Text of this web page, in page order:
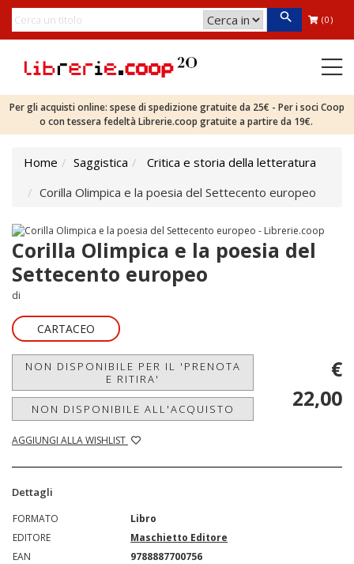
(0)
Per gli acquisti online: spese di spedizione gratuite da 25€ - Per i soci Coop
o con tessera fedeltà Librerie.coop gratuite a partire da 19€.
Home Saggistica
Critica e storia della letteratura
Corilla Olimpica e la poesia del Settecento europeo
Corilla Olimpica e la poesia del
Settecento europeo
di
CARTACEO
NON DISPONIBILE PER IL 'PRENOTA
E RITIRA'
NON DISPONIBILE ALL'ACQUISTO
AGGIUNGI ALLA WISHLIST
€
22,00
Dettagli
FORMATO
Libro
EDITORE
Maschietto Editore
EAN
9788887700756